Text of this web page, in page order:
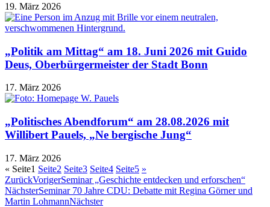
19. März 2026
„Politik am Mittag“ am 18. Juni 2026 mit Guido
Deus, Oberbürgermeister der Stadt Bonn
17. März 2026
„Politisches Abendforum“ am 28.08.2026 mit
Willibert Pauels, „Ne bergische Jung“
17. März 2026
« Seite1 Seite2 Seite3 Seite4 Seite5 »
ZurückVorigerSeminar „Geschichte entdecken und erforschen“
NächsterSeminar 70 Jahre CDU: Debatte mit Regina Görner und
Martin LohmannNächster